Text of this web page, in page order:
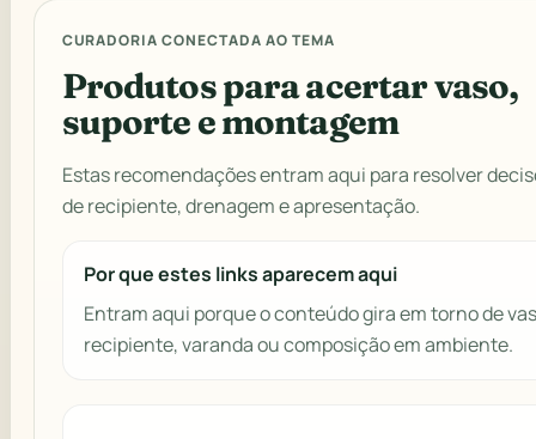
CURADORIA CONECTADA AO TEMA
Produtos para acertar vaso,
suporte e montagem
Estas recomendações entram aqui para resolver
de recipiente, drenagem e apresentação.
Por que estes links aparecem aqui
Entram aqui porque o conteúdo gira em torno de
recipiente, varanda ou composição em ambiente.